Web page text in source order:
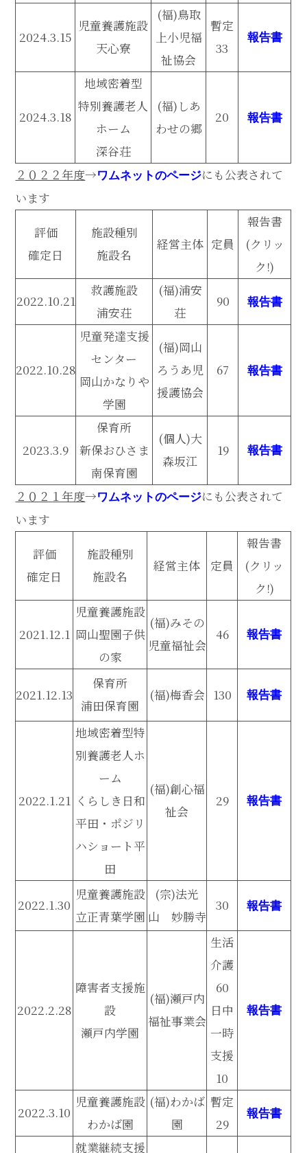
2024.3.15
児童養護施設
天心寮
(福)鳥取
上小児福
祉協会
暫定
33
報告書
2024.3.18
地域密着型
特別養護老人
ホーム
深谷荘
(福)しあ
わせの郷
20 報告書
２０２２年度→ワムネットのページにも公表されて
います
評価
確定日
施設種別
施設名
経営主体 定員
報告書
(クリッ
ク!)
2022.10.21
救護施設
浦安荘
(福)浦安
荘
90 報告書
2022.10.28
児童発達支援
センター
岡山かなりや
学園
(福)岡山
ろうあ児
援護協会
67 報告書
2023.3.9
保育所
新保おひさま
南保育園
(個人)大
森坂江
19 報告書
２０２１年度→ワムネットのページにも公表されて
います
評価
確定日
施設種別
施設名
経営主体 定員
報告書
(クリッ
ク!)
2021.12.1
児童養護施設
岡山聖園子供
の家
(福)みその
児童福祉会
46 報告書
2021.12.13
保育所
浦田保育園
(福)梅香会 130 報告書
2022.1.21
地域密着型特
別養護老人ホ
ーム
くらしき日和
平田・ポジリ
ハショート平
田
(福)創心福
祉会
29 報告書
2022.1.30
児童養護施設
立正青葉学園
(宗)法光
山 妙勝寺
30 報告書
2022.2.28
障害者支援施
設
瀬戸内学園
(福)瀬戸内
福祉事業会
生活
介護
60
日中
一時
支援
10
報告書
2022.3.10
児童養護施設
わかば園
(福)わかば
園
暫定
29
報告書
就業継続支援